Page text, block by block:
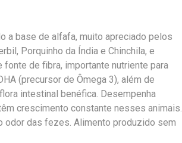
a base de alfafa, muito apreciado pelos
Porquinho da Índia e Chinchila, e
de fibra, importante nutriente para
(precursor de Ômega 3), além de
intestinal benéfica. Desempenha
crescimento constante nesses animais.
odor das fezes. Alimento produzido sem